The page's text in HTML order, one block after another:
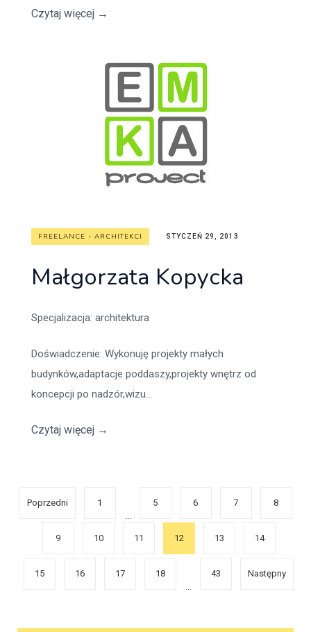
Czytaj więcej →
FREELANCE - ARCHITEKCI STYCZEŃ 29, 2013
Małgorzata Kopycka
Specjalizacja: architektura
Doświadczenie: Wykonuję projekty małych
budynków,adaptacje poddaszy,projekty wnętrz od
koncepcji po nadzór,wizu...
Czytaj więcej →
Poprzedni
1
5 6 7 8
9 10 11 12 13 14
15 16 17
18
43 Następny